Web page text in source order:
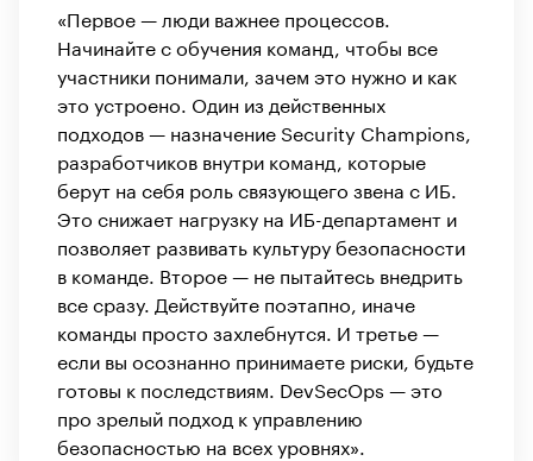
«Первое — люди важнее процессов.
Начинайте с обучения команд, чтобы все
участники понимали, зачем это нужно и как
это устроено. Один из действенных
подходов — назначение Security Champions,
разработчиков внутри команд, которые
берут на себя роль связующего звена с ИБ.
Это снижает нагрузку на ИБ-департамент и
позволяет развивать культуру безопасности
в команде. Второе — не пытайтесь внедрить
все сразу. Действуйте поэтапно, иначе
команды просто захлебнутся. И третье —
если вы осознанно принимаете риски, будьте
готовы к последствиям. DevSecOps — это
про зрелый подход к управлению
безопасностью на всех уровнях».